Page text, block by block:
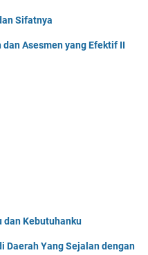
Sifatnya
Asesmen yang Efektif II
dan Kebutuhanku
Daerah Yang Sejalan dengan